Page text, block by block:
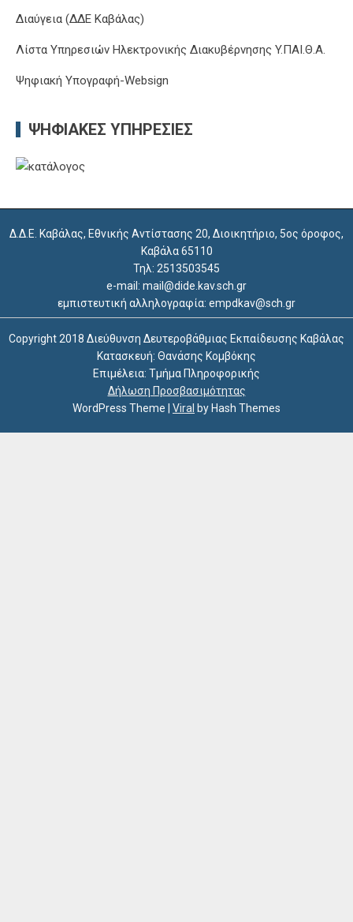
Διαύγεια (ΔΔΕ Καβάλας)
Λίστα Υπηρεσιών Ηλεκτρονικής Διακυβέρνησης Y.ΠΑΙ.Θ.Α.
Ψηφιακή Υπογραφή-Websign
ΨΗΦΙΑΚΈΣ ΥΠΗΡΕΣΊΕΣ
Δ.Δ.Ε. Καβάλας, Εθνικής Αντίστασης 20, Διοικητήριο, 5ος όροφος,
Καβάλα 65110
Τηλ: 2513503545
e-mail: mail@dide.kav.sch.gr
εμπιστευτική αλληλογραφία: empdkav@sch.gr
Copyright 2018 Διεύθυνση Δευτεροβάθμιας Εκπαίδευσης Καβάλας
Κατασκευή: Θανάσης Κομβόκης
Επιμέλεια: Τμήμα Πληροφορικής
Δήλωση Προσβασιμότητας
| Viral by Hash Themes